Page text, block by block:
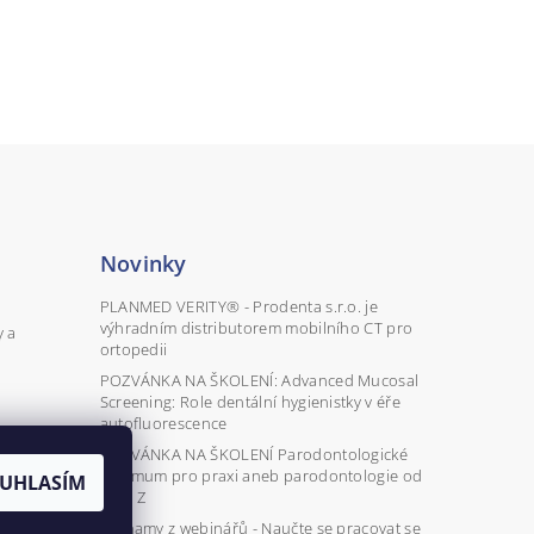
a
Novinky
PLANMED VERITY® - Prodenta s.r.o. je
výhradním distributorem mobilního CT pro
ortopedii
POZVÁNKA NA ŠKOLENÍ: Advanced Mucosal
Screening: Role dentální hygienistky v éře
autofluorescence
POZVÁNKA NA ŠKOLENÍ Parodontologické
minimum pro praxi aneb parodontologie od
A do Z
Záznamy z webinářů - Naučte se pracovat se